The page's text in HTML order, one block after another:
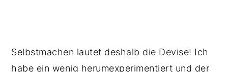
Selbstmachen lautet deshalb die Devise! Ich
habe ein wenig herumexperimentiert und der